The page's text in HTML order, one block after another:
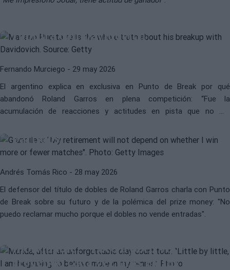
ENTREVISTA | Mariano Puerta
ruptura con Davidovich
Fernando Murciego - 29 may 2026
El argentino explica en exclusiva en Punto de Break por qué
abandonó Roland Garros en plena competición: “Fue la
acumulación de reacciones y actitudes en pista que no me
Granollers: "Mi retirada no va a
partidos"
Andrés Tomás Rico - 28 may 2026
El defensor del título de dobles de Roland Garros charla con Punto
de Break sobre su futuro y de la polémica del prize money: "No
puedo reclamar mucho porque el dobles no vende entradas".
ATPDANI MÉRIDA
inolvidable: "Poco a poco voy
creyendo cada vez más en mi tenis"